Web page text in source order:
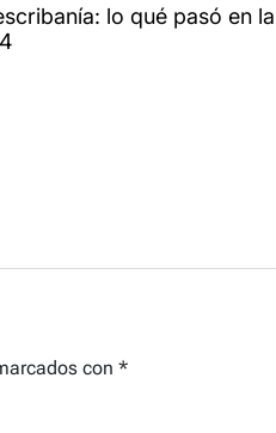
lo qué pasó en la
con *